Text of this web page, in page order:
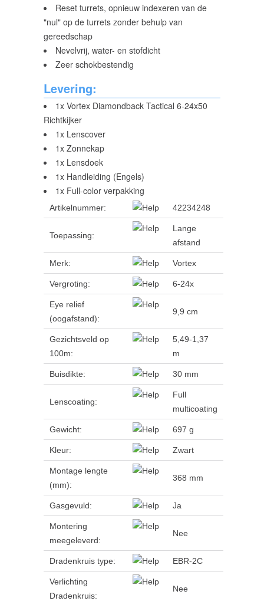
Reset turrets, opnieuw indexeren van de
"nul" op de turrets zonder behulp van
gereedschap
Nevelvrij, water- en stofdicht
Zeer schokbestendig
Levering:
1x Vortex Diamondback Tactical 6-24x50
Richtkijker
1x Lenscover
1x Zonnekap
1x Lensdoek
1x Handleiding (Engels)
1x Full-color verpakking
Artikelnummer: 42234248
Toepassing:
Lange
afstand
Merk: Vortex
Vergroting: 6-24x
Eye relief
(oogafstand):
9,9 cm
Gezichtsveld op
100m:
5,49-1,37
m
Buisdikte: 30 mm
Lenscoating:
Full
multicoating
Gewicht: 697 g
Kleur: Zwart
Montage lengte
(mm):
368 mm
Gasgevuld: Ja
Montering
meegeleverd:
Nee
Dradenkruis type: EBR-2C
Verlichting
Dradenkruis:
Nee